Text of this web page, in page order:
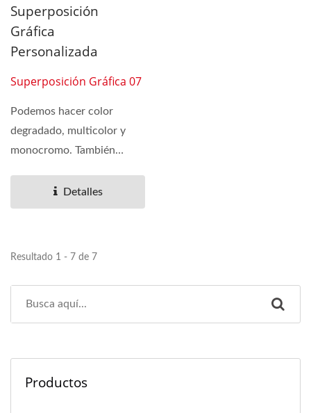
Superposición
Gráfica
Personalizada
Superposición Gráfica 07
Podemos hacer color
degradado, multicolor y
monocromo. También
materiales,...Detalles
Resultado 1 - 7 de 7
Productos